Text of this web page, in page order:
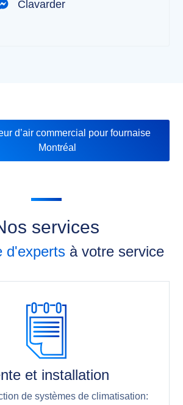
Clavarder
d’air commercial pour fournaise
Montréal
services
d'expertsà votre service
et installation
de systèmes de climatisation: